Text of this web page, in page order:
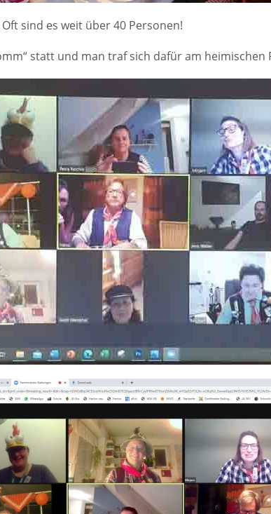
Oft sind es weit über 40 Personen!
statt und man traf sich dafür am